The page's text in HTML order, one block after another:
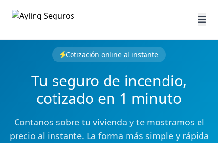
Cotización online al instante
Tu seguro de incendio,
cotizado en 1 minuto
Contanos sobre tu vivienda y te mostramos el
precio al instante. La forma más simple y rápida